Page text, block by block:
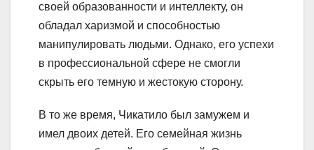
своей образованности и интеллекту, он
обладал харизмой и способностью
манипулировать людьми. Однако, его успехи
в профессиональной сфере не смогли
скрыть его темную и жестокую сторону.
В то же время, Чикатило был замужем и
имел двоих детей. Его семейная жизнь